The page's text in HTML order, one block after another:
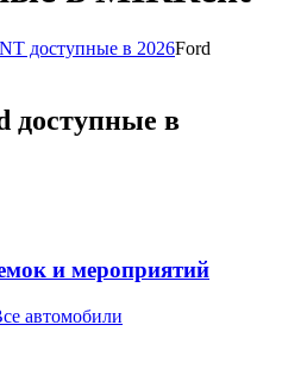
доступные в 2026Ford
доступные в
и мероприятий
автомобили